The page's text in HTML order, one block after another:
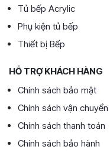
Tủ bếp Acrylic
Phụ kiện tủ bếp
Thiết bị Bếp
HỖ TRỢ KHÁCH HÀNG
Chính sách bảo mật
Chính sách vận chuyển
Chính sách thanh toán
Chính sách bảo hành